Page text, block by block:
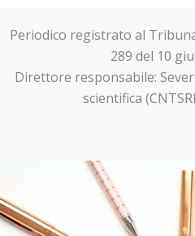
Periodico registrato al
289 del 10
Direttore responsabile:
scientifica